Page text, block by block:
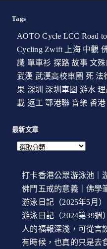
Tags
AOTO Cycle LCC Road
Cycling Zwift 上海 中觀
識 單車衫 探路 故事 文殊
武漢 武漢高校車圈 死 法
果 深圳 深圳車圈 游水
載 返工 鄂港聯 音樂 香港
最新文章
打卡香港公眾游泳池｜
佛門五戒的意義｜佛學
游泳日記（2025年5月）
游泳日記（2024第39週）
人的福報深淺，可從言
有時候，也真的只是去